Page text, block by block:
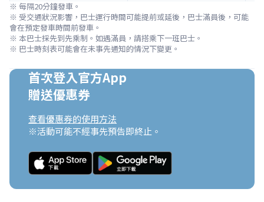
※ 每隔20分鐘發車。
※ 受交通狀況影響，巴士運行時間可能提前或延後，巴士滿員後，可能
會在預定發車時間前發車。
※ 本巴士採先到先乘制。如遇滿員，請搭乘下一班巴士。
※ 巴士時刻表可能會在未事先通知的情況下變更。
首次登入官方App
贈送優惠券
查看優惠券的使用方法
※活動可能不經事先預告即終止。